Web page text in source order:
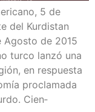
5 de
del Kur­dis­tan
Agos­to de 2015
tur­co lan­zó una
en res­pues­ta
pro­cla­ma­da
Cien­